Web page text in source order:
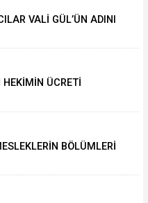
VALİ GÜL’ÜN ADINI
HEKİMİN ÜCRETİ
BÖLÜMLERİ